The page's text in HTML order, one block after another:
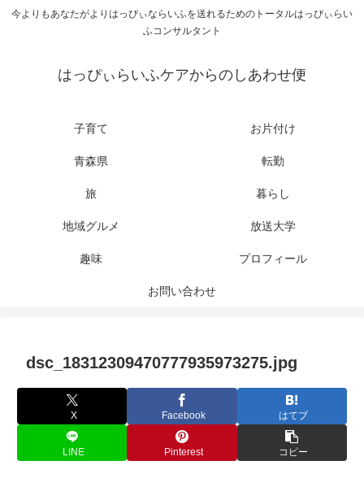
今よりもあなたがよりはっぴぃならいふを送れるためのトータルはっぴぃらい
ふコンサルタント
はっぴぃらいふケアからのしあわせ便
子育て お片付け
青森県 転勤
旅 暮らし
地域グルメ 放送大学
趣味 プロフィール
お問い合わせ
dsc_18312309470777935973275.jpg
X Facebook はてブ
LINE Pinterest コピー